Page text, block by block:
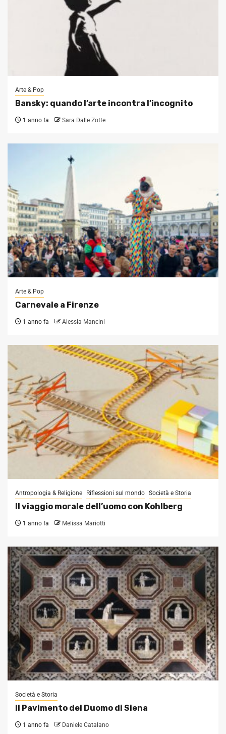
Arte & Pop
Bansky: quando l’arte incontra l’incognito
1 anno fa Sara Dalle Zotte
Arte & Pop
Carnevale a Firenze
1 anno fa Alessia Mancini
Antropologia & Religione Riflessioni sul mondo Società e Storia
Il viaggio morale dell’uomo con Kohlberg
1 anno fa Melissa Mariotti
Società e Storia
Il Pavimento del Duomo di Siena
1 anno fa Daniele Catalano